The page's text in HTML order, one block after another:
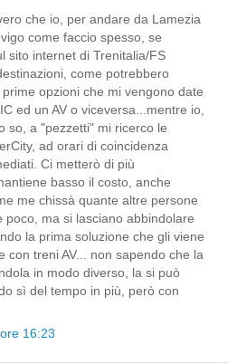
che io, per andare da Lamezia
come faccio spesso, se
sito internet di Trenitalia/FS
come potrebbero
opzioni che mi vengono date
ed un AV o viceversa...mentre io,
so, a "pezzetti" mi ricerco le
ad orari di coincidenza
Ci metterò di più
basso il costo, anche
me chissà quante altre persone
poco, ma si lasciano abbindolare
la prima soluzione che gli viene
con treni AV... non sapendo che la
in modo diverso, la si può
sì del tempo in più, però con
16:23